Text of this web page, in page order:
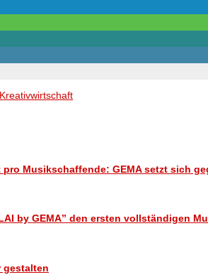
Musikschaffende: GEMA setzt sich
by GEMA” den ersten vollständigen
gestalten